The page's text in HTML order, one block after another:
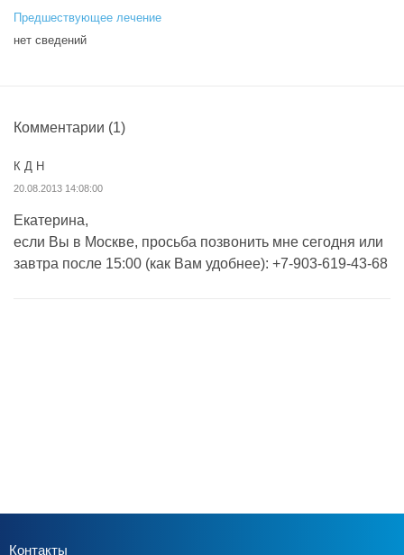
Предшествующее лечение
нет сведений
Комментарии (1)
К Д Н
20.08.2013 14:08:00
Екатерина,
если Вы в Москве, просьба позвонить мне сегодня или
завтра после 15:00 (как Вам удобнее): +7-903-619-43-68
Контакты